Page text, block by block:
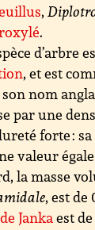
,
.
d’arbre
, et est
nom
par une
forte : sa
valeur
la masse
, est de
Jankaest